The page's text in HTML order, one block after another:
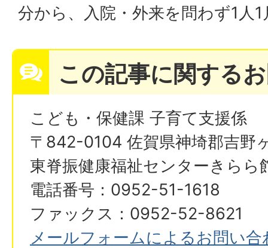
分から、入院・外来を問わず1人
この記事に関する
こども・保健課 子育て支援係
〒842-0104 佐賀県神埼郡吉野
東脊振健康福祉センターきらら
電話番号：0952-51-1618
ファックス：0952-52-8621
メールフォームによるお問い合